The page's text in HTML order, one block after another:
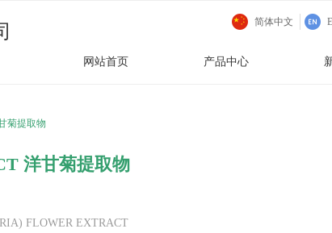
网站首页 产品中心
简体中文
菊提取物
洋甘菊提取物
FLOWER EXTRACT